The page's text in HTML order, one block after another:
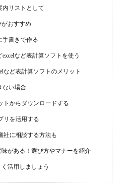
内リストとして
おすすめ
手書きで作る
excelなど表計算ソフトを使う
など表計算ソフトのメリット
ない場合
トからダウンロードする
リを活用する
社に相談する方法も
がある！選び方やマナーを紹介
活用しましょう